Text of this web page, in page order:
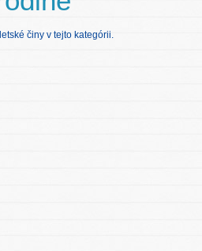
činy v tejto kategórii.